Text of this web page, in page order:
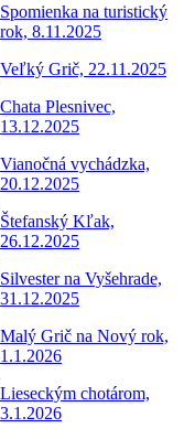
Spomienka na turistický
rok, 8.11.2025
Veľký Grič, 22.11.2025
Chata Plesnivec,
13.12.2025
Vianočná vychádzka,
20.12.2025
Štefanský Kľak,
26.12.2025
Silvester na Vyšehrade,
31.12.2025
Malý Grič na Nový rok,
1.1.2026
Lieseckým chotárom,
3.1.2026